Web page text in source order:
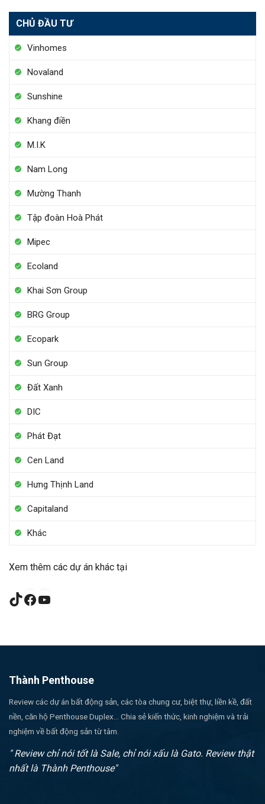
CHỦ ĐẦU TƯ
Vinhomes
Novaland
Sunshine
Khang điền
M.I.K
Nam Long
Mường Thanh
Tập đoàn Hoà Phát
Mipec
Ecoland
Khai Sơn Group
BRG Group
Ecopark
Sun Group
Đất Xanh
DIC
Phát Đạt
Cen Land
Hưng Thịnh Land
Capitaland
Khác
Xem thêm các dự án khác tại
TikTok
Facebook
Thành Penthouse
Review các dự án bất động sản, các tòa chung cư, biệt thự, liền kề, đất
nền, căn hộ Penthouse Duplex... Chia sẻ kiến thức, kinh nghiệm và trải
nghiệm về bất động sản từ tâm.
" Review chỉ nói tốt là Sale, chỉ nói xấu là Gato. Review thật
nhất là Thành Penthouse"